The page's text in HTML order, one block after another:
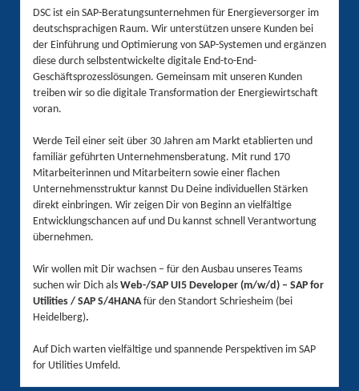
DSC ist ein SAP-Beratungsunternehmen für Energieversorger im
deutschsprachigen Raum. Wir unterstützen unsere Kunden bei
der Einführung und Optimierung von SAP-Systemen und ergänzen
diese durch selbstentwickelte digitale End-to-End-
Geschäftsprozesslösungen. Gemeinsam mit unseren Kunden
treiben wir so die digitale Transformation der Energiewirtschaft
voran.
Werde Teil einer seit über 30 Jahren am Markt etablierten und
familiär geführten Unternehmensberatung. Mit rund 170
Mitarbeiterinnen und Mitarbeitern sowie einer flachen
Unternehmensstruktur kannst Du Deine individuellen Stärken
direkt einbringen. Wir zeigen Dir von Beginn an vielfältige
Entwicklungschancen auf und Du kannst schnell Verantwortung
übernehmen.
Wir wollen mit Dir wachsen – für den Ausbau unseres Teams
suchen wir Dich als Web-/SAP UI5 Developer (m/w/d) – SAP for
Utilities / SAP S/4HANAfür den Standort Schriesheim (bei
Heidelberg).
Auf Dich warten vielfältige und spannende Perspektiven im SAP
for Utilities Umfeld.